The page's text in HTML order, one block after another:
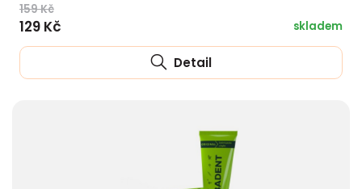
159 Kč
129 Kč skladem
Detail